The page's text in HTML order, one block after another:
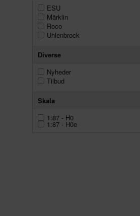
ESU
Märklin
Roco
Uhlenbrock
Diverse
Nyheder
Tilbud
Skala
1:87 - H0
1:87 - H0e